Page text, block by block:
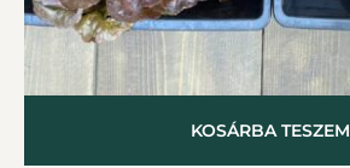
KOSÁRBA TESZEM